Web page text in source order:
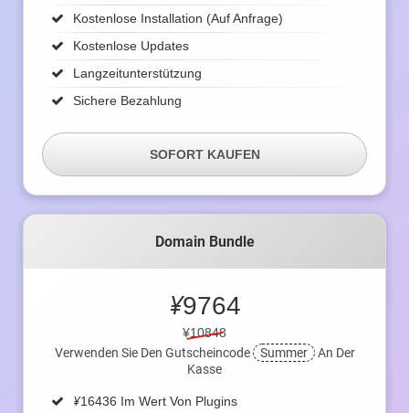
Kostenlose Installation (auf Anfrage)
Kostenlose Updates
Langzeitunterstützung
Sichere Bezahlung
SOFORT KAUFEN
Domain Bundle
¥9764
¥10848
Verwenden Sie Den Gutscheincode
Summer An Der
Kasse
¥16436 Im Wert Von Plugins